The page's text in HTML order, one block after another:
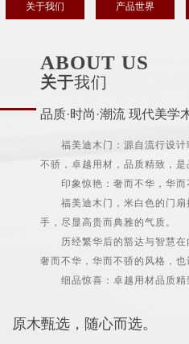
关于我们 产品世界
ABOUT US
关于我们
品质·时尚·潮流 现代美学
福美迪木门：源自流行设计
不骄，卓越用材，品质精致，是
印象惊艳：奢而不华，华而
福美迪木门，米白色的门扇
手，尽显高贵而典雅的气质。
历经繁华后的豁达与智慧在
奢而不华，华而不骄的风格，也
细品惊喜：卓越用材品质精
原木甄选，随心而选。